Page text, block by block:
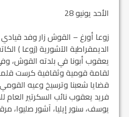
الأحد يونيو 28
زوعا أورغ – القوش زار وفد
الديمقراطية الآشورية (زوعا )
يعقوب أبونا في بلدته القوش،
لقامة قومية وثقافية كرست
قضايا شعبنا وترسيخ وعيه
فريد يعقوب نائب السكرتير العام
يوسف، سنور إيليا، آشور صليوا،